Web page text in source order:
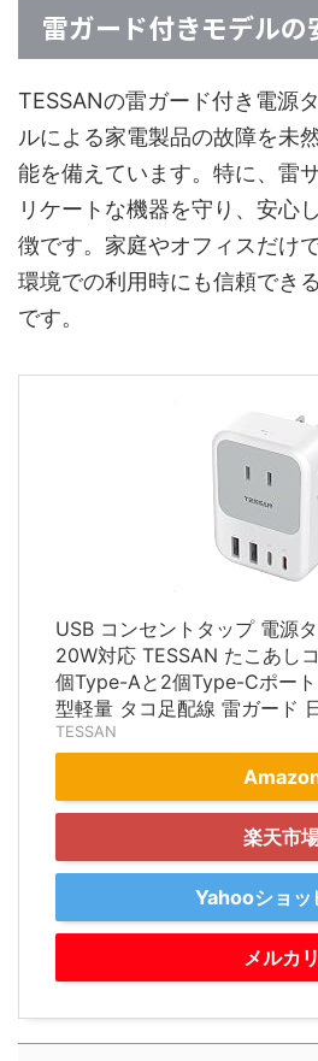
雷ガード付きモデルの
TESSANの雷ガード付き電源
ルによる家電製品の故障を未
能を備えています。特に、雷
リケートな機器を守り、安心
徴です。家庭やオフィスだけ
環境での利用時にも信頼でき
です。
USB コンセントタップ 電源
20W対応 TESSAN たこあし
個Type-Aと2個Type-Cポー
型軽量 タコ足配線 雷ガード
TESSAN
楽天市
Yahooショッ
メルカリ